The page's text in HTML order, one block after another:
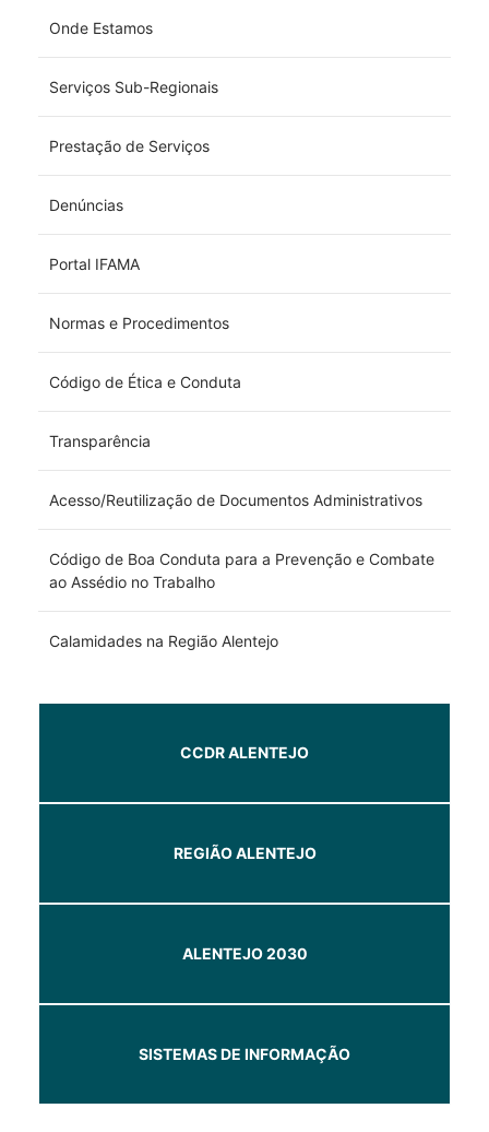
Onde Estamos
Serviços Sub-Regionais
Prestação de Serviços
Denúncias
Portal IFAMA
Normas e Procedimentos
Código de Ética e Conduta
Transparência
Acesso/Reutilização de Documentos Administrativos
Código de Boa Conduta para a Prevenção e Combate
ao Assédio no Trabalho
Calamidades na Região Alentejo
CCDR ALENTEJO
REGIÃO ALENTEJO
ALENTEJO 2030
SISTEMAS DE INFORMAÇÃO